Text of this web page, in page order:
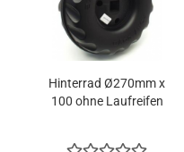
Hinterrad Ø270mm x
100 ohne Laufreifen